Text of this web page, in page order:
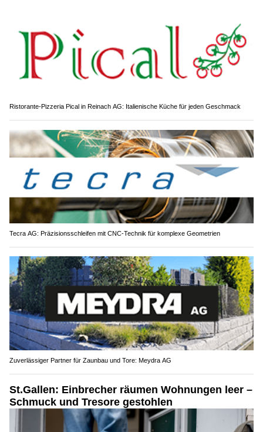
Ristorante-Pizzeria Pical in Reinach AG: Italienische Küche für jeden Geschmack
Tecra AG: Präzisionsschleifen mit CNC-Technik für komplexe Geometrien
Zuverlässiger Partner für Zaunbau und Tore: Meydra AG
St.Gallen: Einbrecher räumen Wohnungen leer –
Schmuck und Tresore gestohlen